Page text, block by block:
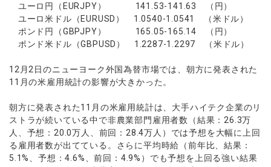
ユーロ円（EURJPY） 141.53-141.63 （円）
ユーロ米ドル（EURUSD） 1.0540-1.0541 （米ドル）
ポンド円（GBPJPY） 165.05-165.14 （円）
ポンド米ドル（GBPUSD） 1.2287-1.2297 （米ドル）
12月2日のニューヨーク外国為替市場では、朝方に発表された
11月の米雇用統計の影響が大きかった。
朝方に発表された11月の米雇用統計は、大手ハイテク企業のリ
ストラが続いている中で非農業部門雇用者数（結果：26.3万
人、予想：20.0万人、前回：28.4万人）では予想を大幅に上回
る雇用者数が出てている。さらに平均時給（前年比、結果：
5.1%、予想：4.6%、前回：4.9%）でも予想を上回る強い結果